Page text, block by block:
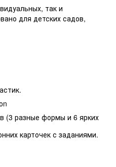
так и
для детских садов,
(3 разные формы и 6 ярких
карточек с заданиями.